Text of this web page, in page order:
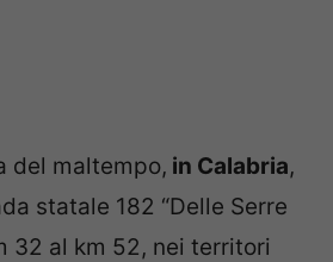
del maltempo, in Calabria,
statale 182 “Delle Serre
32 al km 52, nei territori